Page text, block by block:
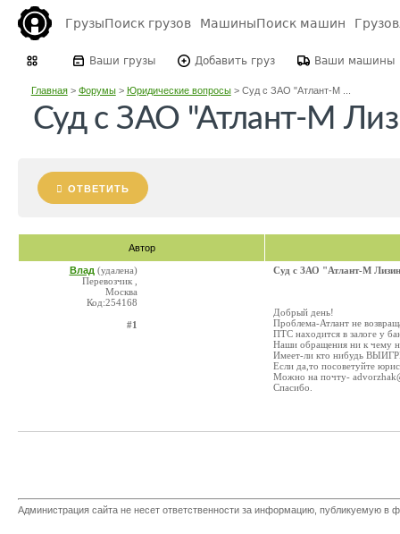
ГрузыПоиск грузов МашиныПоиск машин
Ваши грузы Добавить груз Ваши машины
Главная> Форумы> Юридические вопросы> Суд с ЗАО "Атлант-М ...
Суд с ЗАО "Атлант-М
ОТВЕТИТЬ
Автор
Влад (удалена)
Перевозчик ,
Москва
Код:254168
#1
Суд с ЗАО "Атлант-М
Добрый день!
Проблема-Атлант не
ПТС находится в залоге у
Наши обращения ни к чему
Имеет-ли кто нибудь
Если да,то посоветуйте
Можно на почту-
Спасибо.
Администрация сайта не несет ответственности за информацию, публикуемую